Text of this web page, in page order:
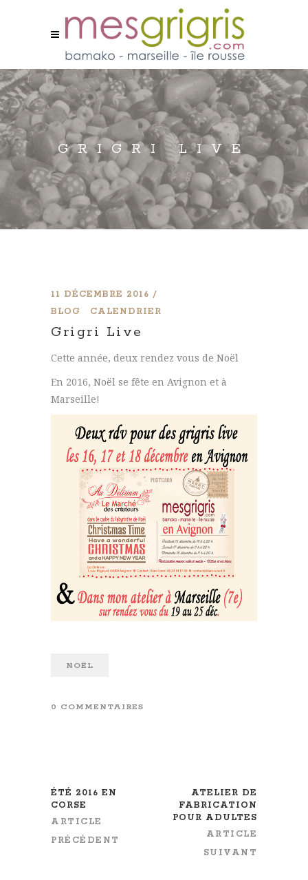
GRIGRI LIVE
11 DÉCEMBRE 2016
BLOG
CALENDRIER
Grigri Live
Cette année, deux rendez vous de Noël
En 2016, Noël se fête en Avignon et à
Marseille!
NOËL
0 COMMENTAIRES
ÉTÉ 2016 EN
CORSE
ARTICLE
PRÉCÉDENT
ATELIER DE
FABRICATION
POUR ADULTES
ARTICLE
SUIVANT